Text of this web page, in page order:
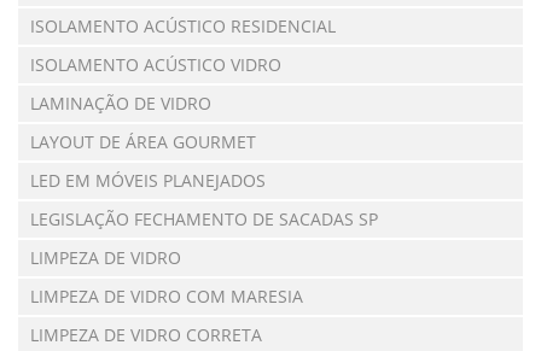
ISOLAMENTO ACÚSTICO RESIDENCIAL
ISOLAMENTO ACÚSTICO VIDRO
LAMINAÇÃO DE VIDRO
LAYOUT DE ÁREA GOURMET
LED EM MÓVEIS PLANEJADOS
LEGISLAÇÃO FECHAMENTO DE SACADAS SP
LIMPEZA DE VIDRO
LIMPEZA DE VIDRO COM MARESIA
LIMPEZA DE VIDRO CORRETA